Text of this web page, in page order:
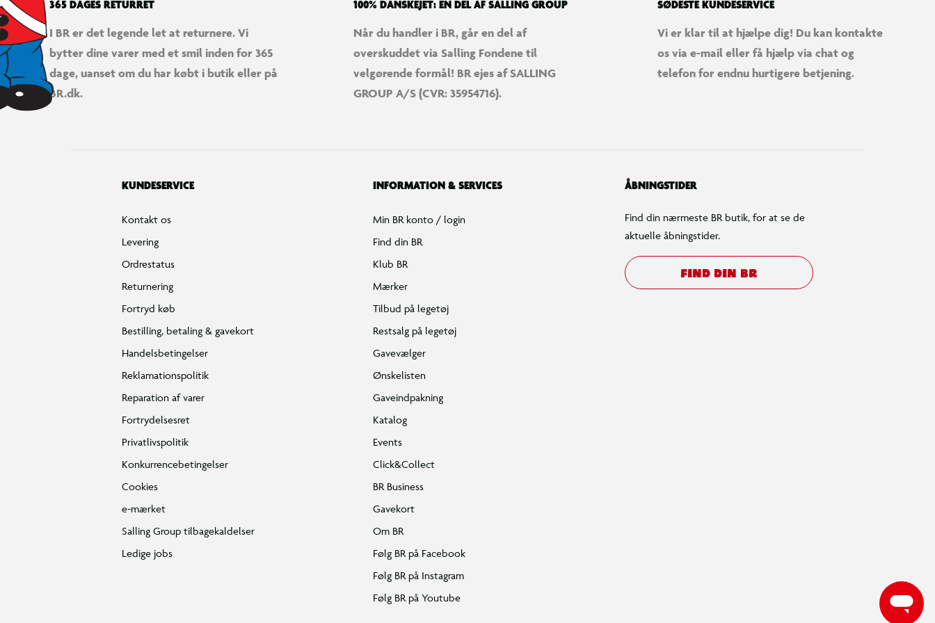
365 DAGES RETURRET
I BR er det legende let at returnere. Vi
bytter dine varer med et smil inden for 365
dage, uanset om du har købt i butik eller på
BR.dk.
100% DANSKEJET: EN DEL AF SALLING GROUP
Når du handler i BR, går en del af
overskuddet via Salling Fondene til
velgørende formål! BR ejes af SALLING
GROUP A/S (CVR: 35954716).
SØDESTE KUNDESERVICE
Vi er klar til at hjælpe dig! Du kan kontakte
os via e-mail eller få hjælp via chat og
telefon for endnu hurtigere betjening.
KUNDESERVICE
Kontakt os
Levering
Ordrestatus
Returnering
Fortryd køb
Bestilling, betaling & gavekort
Handelsbetingelser
Reklamationspolitik
Reparation af varer
Fortrydelsesret
Privatlivspolitik
Konkurrencebetingelser
Cookies
e-mærket
Salling Group tilbagekaldelser
Ledige jobs
INFORMATION & SERVICES
Min BR konto / login
Find din BR
Klub BR
Mærker
Tilbud på legetøj
Restsalg på legetøj
Gavevælger
Ønskelisten
Gaveindpakning
Katalog
Events
Click&Collect
BR Business
Gavekort
Om BR
Følg BR på Facebook
Følg BR på Instagram
Følg BR på Youtube
ÅBNINGSTIDER
Find din nærmeste BR butik, for at se de
aktuelle åbningstider.
FIND DIN BR